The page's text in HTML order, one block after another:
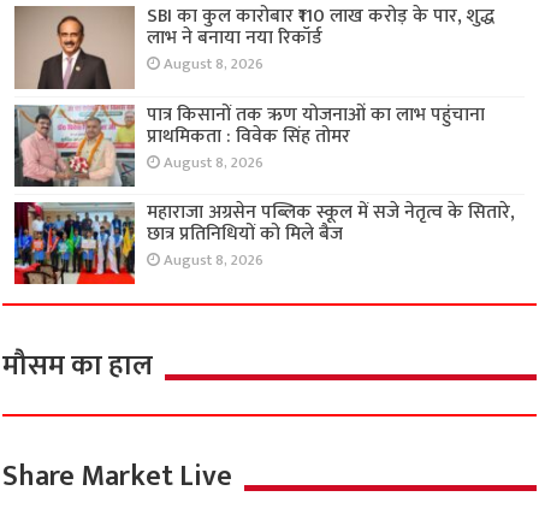
SBI का कुल कारोबार ₹110 लाख करोड़ के पार, शुद्ध
लाभ ने बनाया नया रिकॉर्ड
August 8, 2026
पात्र किसानों तक ऋण योजनाओं का लाभ पहुंचाना
प्राथमिकता : विवेक सिंह तोमर
August 8, 2026
महाराजा अग्रसेन पब्लिक स्कूल में सजे नेतृत्व के सितारे,
छात्र प्रतिनिधियों को मिले बैज
August 8, 2026
मौसम का हाल
Share Market Live